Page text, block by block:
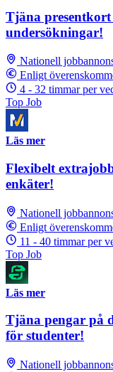
Tjäna
undersökningar!
Nationell
Enligt
4 - 32 timmar per
Top Job
Läs mer
Flexibelt
enkäter!
Nationell
Enligt
11 - 40 timmar per
Top Job
Läs mer
Tjäna pengar på
för studenter!
Nationell